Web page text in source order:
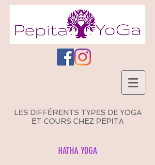
LES DIFFÉRENTS TYPES DE YOGA
ET COURS CHEZ PEPITA
HATHA YOGA